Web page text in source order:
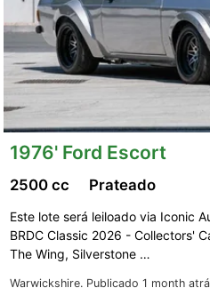
1976' Ford Escort
Warwickshire. Publicado 1 month
2500 cc Prateado
Este lote será leiloado via Iconic
BRDC Classic 2026 - Collectors'
The Wing, Silverstone …